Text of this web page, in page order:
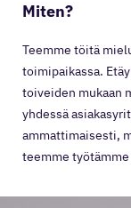
Miten?
Teemme töitä
toimipaikassa.
toiveiden mukaan
yhdessä
ammattimaisesti,
teemme